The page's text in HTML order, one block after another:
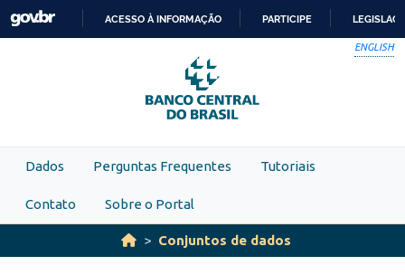
Skip to main content
PARA
O
CONTEÚDO
ACESSO À INFORMAÇÃO PARTICIPE
ENGLISH
Dados Perguntas Frequentes Tutoriais
Contato Sobre o Portal
Conjuntos de dados